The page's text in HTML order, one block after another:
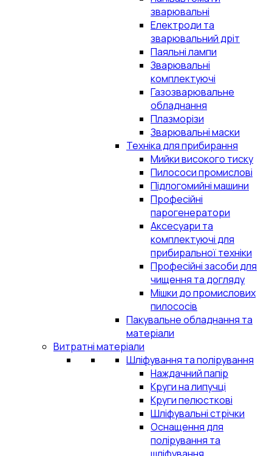
зварювальні
Електроди та
зварювальний дріт
Паяльні лампи
Зварювальні
комплектуючі
Газозварювальне
обладнання
Плазморізи
Зварювальні маски
Техніка для прибирання
Мийки високого тиску
Пилососи промислові
Підлогомийні машини
Професійні
парогенератори
Аксесуари та
комплектуючі для
прибиральної техніки
Професійні засоби для
чищення та догляду
Мішки до промислових
пилососів
Пакувальне обладнання та
матеріали
Витратні матеріали
Шліфування та полірування
Наждачний папір
Круги на липучці
Круги пелюсткові
Шліфувальні стрічки
Оснащення для
полірування та